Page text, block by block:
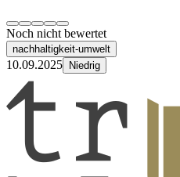
Noch nicht bewertet
nachhaltigkeit-umwelt
10.09.2025 Niedrig